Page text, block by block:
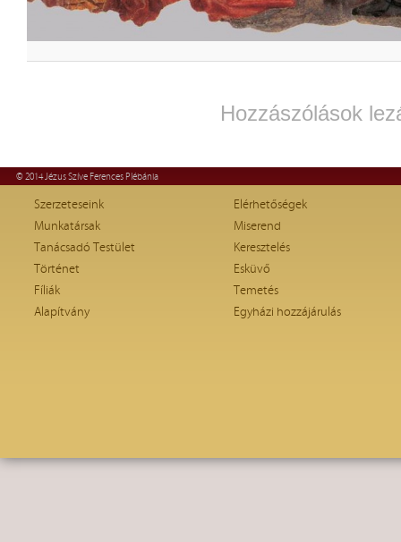
Hozzászólások
© 2014 Jézus Szíve Ferences Plébánia
Szerzeteseink
Munkatársak
Tanácsadó Testület
Történet
Fíliák
Alapítvány
Elérhetőségek
Miserend
Keresztelés
Esküvő
Temetés
Egyházi hozzájárulás